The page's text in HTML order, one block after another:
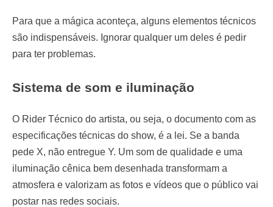
Para que a mágica aconteça, alguns elementos técnicos
são indispensáveis. Ignorar qualquer um deles é pedir
para ter problemas.
Sistema de som e iluminação
O Rider Técnico do artista, ou seja, o documento com as
especificações técnicas do show, é a lei. Se a banda
pede X, não entregue Y. Um som de qualidade e uma
iluminação cênica bem desenhada transformam a
atmosfera e valorizam as fotos e vídeos que o público vai
postar nas redes sociais.